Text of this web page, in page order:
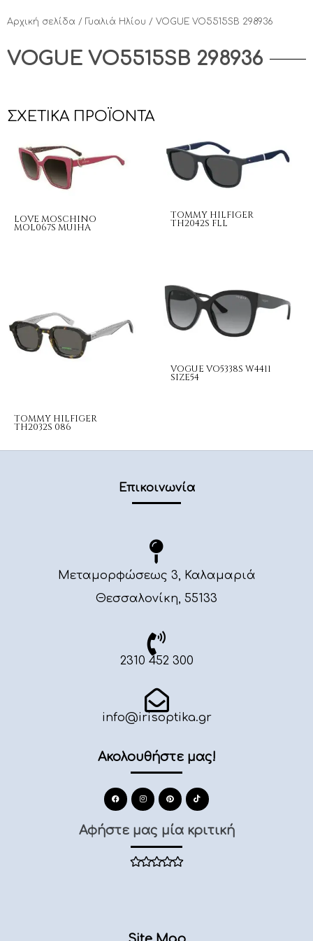
Αρχική σελίδα / Γυαλιά Ηλίου / VOGUE VO5515SB 298936
VOGUE VO5515SB 298936
ΣΧΕΤΙΚΆ ΠΡΟΪΌΝΤΑ
LOVE MOSCHINO
MOL067S MU1HA
TOMMY HILFIGER
TH2042S FLL
TOMMY HILFIGER
TH2032S 086
VOGUE VO5338S W4411
SIZE54
Επικοινωνία
Μεταμορφώσεως 3, Καλαμαριά
Θεσσαλονίκη, 55133
2310 452 300
info@irisoptika.gr
Ακολουθήστε μας!
Αφήστε μας μία κριτική